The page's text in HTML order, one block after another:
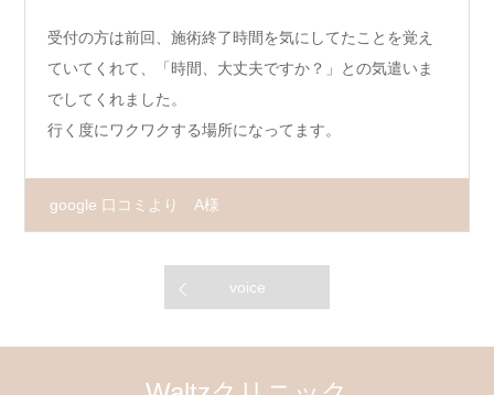
受付の方は前回、施術終了時間を気にしてたことを覚え
ていてくれて、「時間、大丈夫ですか？」との気遣いま
でしてくれました。
行く度にワクワクする場所になってます。
google 口コミより A様
voice